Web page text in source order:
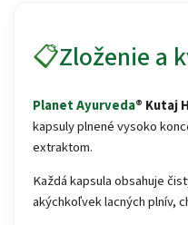
📋Zloženie a
Planet Ayurveda® Kutaj
kapsuly plnené vysoko
extraktom.
Každá kapsula obsahuje
akýchkoľvek lacných plnív,